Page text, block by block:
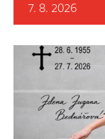
7. 8. 2026